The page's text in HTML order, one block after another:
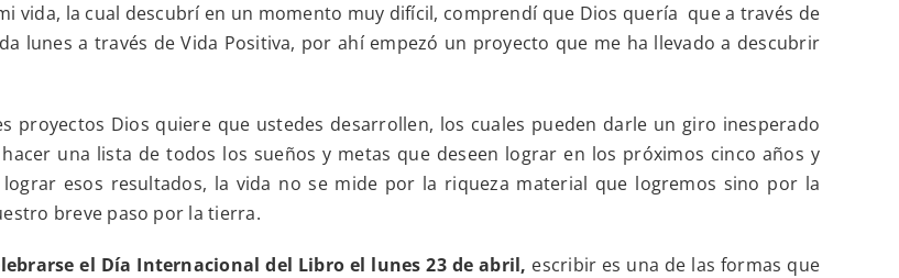
vida, la cual descubrí en un momento muy difícil, comprendí que Dios quería que a través de
lunes a través de Vida Positiva, por ahí empezó un proyecto que me ha llevado a descubrir
proyectos Dios quiere que ustedes desarrollen, los cuales pueden darle un giro inesperado
una lista de todos los sueños y metas que deseen lograr en los próximos cinco años y
esos resultados, la vida no se mide por la riqueza material que logremos sino por la
breve paso por la tierra.
el Día Internacional del Libro el lunes 23 de abril, escribir es una de las formas que